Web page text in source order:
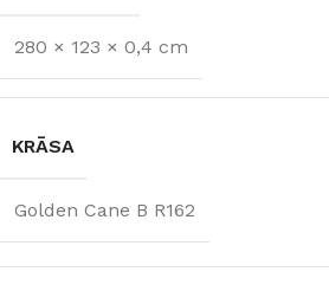
280 × 123 × 0,4 cm
KRĀSA
Golden Cane B R162